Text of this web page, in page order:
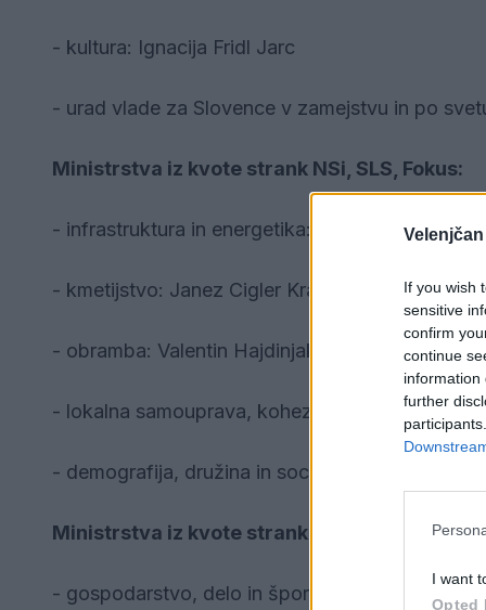
Velenjčan
If you wish
sensitive
confirm
continue
information
further
I want
Opted
- kultura: Ignacija Fridl Jarc
- urad vlade za Slovence v zamejstvu in po
Ministrstva iz kvote strank NSi, SLS, Fokus:
- infrastruktura in energetika: Jernej Vrtovec
- kmetijstvo: Janez Cigler Kralj
- obramba: Valentin Hajdinjak
- lokalna samouprava, kohezija in regionalni
- demografija, družina in socialne zadeve:
Ministrstva iz kvote stranke Demokrati:
- gospodarstvo, delo in šport: Anže Logar